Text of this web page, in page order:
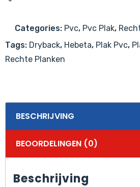
Plank
aantal
Categories: Pvc, Pvc Plak,
Tags: Dryback, Hebeta, Plak Pvc,
Rechte Planken
BESCHRIJVING
BEOORDELINGEN (0)
Beschrijving